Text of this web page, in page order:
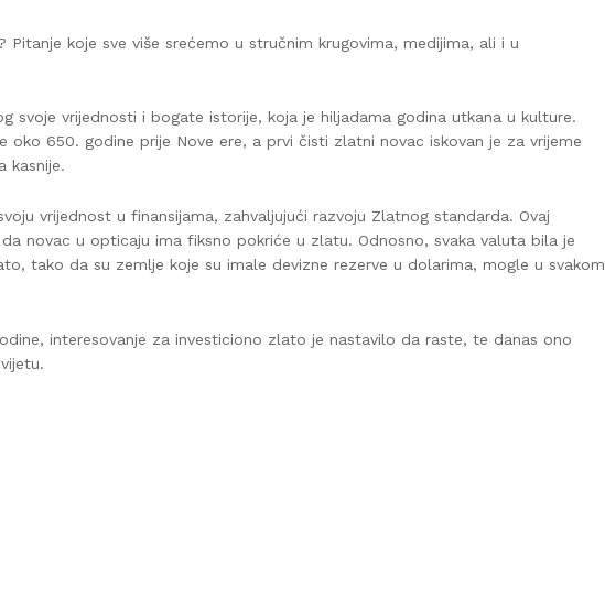
koje sve više srećemo u stručnim krugovima, medijima, ali i u
svoje vrijednosti i bogate istorije, koja je hiljadama godina utkana u kulture.
oko 650. godine prije Nove ere, a prvi čisti zlatni novac iskovan je za vrijeme
kasnije.
vrijednost u finansijama, zahvaljujući razvoju Zlatnog standarda. Ovaj
novac u opticaju ima fiksno pokriće u zlatu. Odnosno, svaka valuta bila je
tako da su zemlje koje su imale devizne rezerve u dolarima, mogle u svakom
interesovanje za investiciono zlato je nastavilo da raste, te danas ono